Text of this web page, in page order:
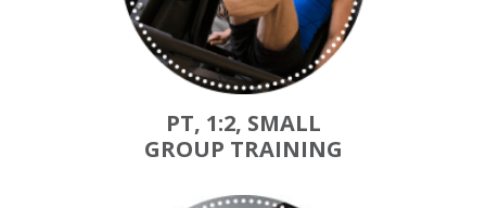
PT, 1:2, SMALL
GROUP TRAINING